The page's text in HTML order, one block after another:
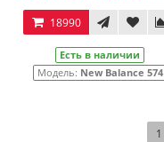
18990
Есть в наличии
Модель: New Balance 574
1